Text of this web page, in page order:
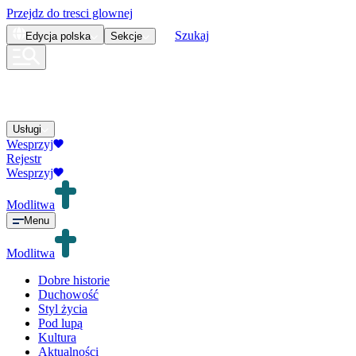
Przejdz do tresci glownej
Edycja polska Sekcje Szukaj
Usługi
Wesprzyj
Rejestr
Wesprzyj
Modlitwa
Menu
Modlitwa
Dobre historie
Duchowość
Styl życia
Pod lupą
Kultura
Aktualności